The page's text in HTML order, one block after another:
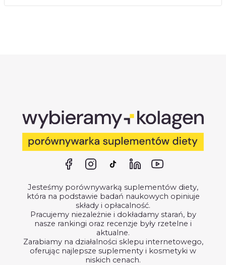
Jesteśmy porównywarką suplementów diety,
która na podstawie badań naukowych opiniuje
składy i opłacalność.
Pracujemy niezależnie i dokładamy starań, by
nasze rankingi oraz recenzje były rzetelne i
aktualne.
Zarabiamy na działalności sklepu internetowego,
oferując najlepsze suplementy i kosmetyki w
niskich cenach.